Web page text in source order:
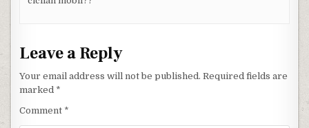
Leave a Reply
Your email address will not be published. Required fields are
marked *
Comment *